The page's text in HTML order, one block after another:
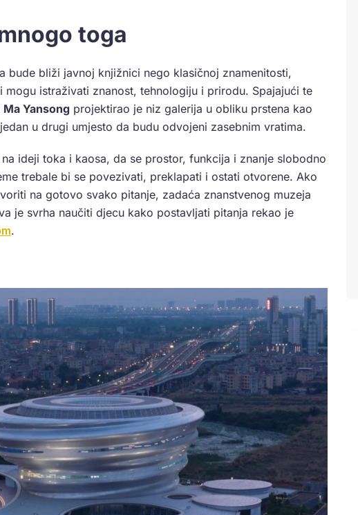
toga
bude bliži javnoj knjižnici nego klasičnoj znamenitosti,
mogu istraživati znanost, tehnologiju i prirodu. Spajajući te
Ma Yansong projektirao je niz galerija u obliku prstena kao
u drugi umjesto da budu odvojeni zasebnim vratima.
ideji toka i kaosa, da se prostor, funkcija i znanje slobodno
trebale bi se povezivati, preklapati i ostati otvorene. Ako
na gotovo svako pitanje, zadaća znanstvenog muzeja
je svrha naučiti djecu kako postavljati pitanja rekao je
.